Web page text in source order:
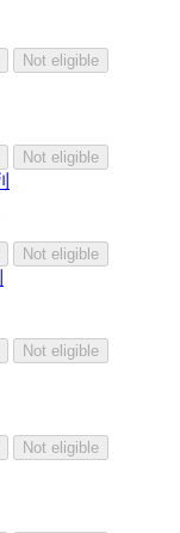
Not eligible
Not eligible
Not eligible
Not eligible
Not eligible